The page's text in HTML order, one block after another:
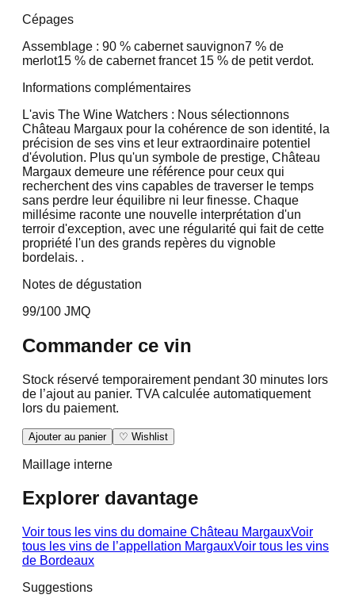
Cépages
Assemblage : 90 % cabernet sauvignon7 % de
merlot15 % de cabernet francet 15 % de petit verdot.
Informations complémentaires
L'avis The Wine Watchers : Nous sélectionnons
Château Margaux pour la cohérence de son identité, la
précision de ses vins et leur extraordinaire potentiel
d'évolution. Plus qu'un symbole de prestige, Château
Margaux demeure une référence pour ceux qui
recherchent des vins capables de traverser le temps
sans perdre leur équilibre ni leur finesse. Chaque
millésime raconte une nouvelle interprétation d'un
terroir d'exception, avec une régularité qui fait de cette
propriété l'un des grands repères du vignoble
bordelais. .
Notes de dégustation
99/100 JMQ
Commander ce vin
Stock réservé temporairement pendant 30 minutes lors
de l’ajout au panier. TVA calculée automatiquement
lors du paiement.
Ajouter au panier ♡ Wishlist
Maillage interne
Explorer davantage
Voir tous les vins du domaine Château MargauxVoir
tous les vins de l’appellation MargauxVoir tous les vins
de Bordeaux
Suggestions